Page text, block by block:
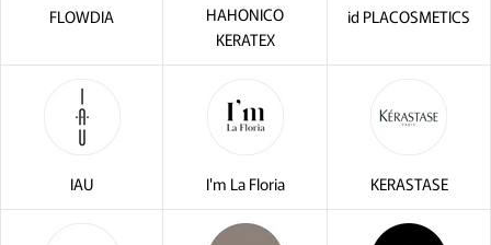
FLOWDIA
HAHONICO
KERATEX
id PLACOSMETICS
IAU I'm La Floria KERASTASE